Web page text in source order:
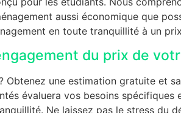
aussi économique que
en toute tranquillité à un
du prix de
Obtenez une estimation gratuite et
évaluera vos besoins
Ne laissez pas le stress du